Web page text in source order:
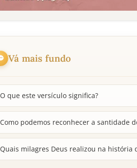
Vá mais fundo
O que este versículo significa?
Como podemos reconhecer a santidade
Quais milagres Deus realizou na história